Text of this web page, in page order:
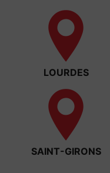
LOURDES
SAINT-GIRONS